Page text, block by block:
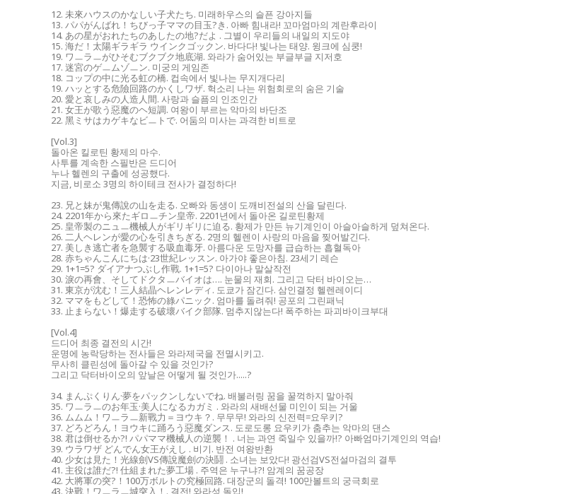
12. 未來ハウスのかなしい子犬たち. 미래하우스의 슬픈 강아지들
13. パパがんばれ！ちびっ子ママの目玉?き. 아빠 힘내라! 꼬마엄마의 계란후라이
14. あの星がおれたちのあしたの地?だよ . 그별이 우리들의 내일의 지도야
15. 海だ！太陽ギラギラ ウインクゴックン. 바다다! 빛나는 태양. 윙크에 심쿵!
19. ワㅡラㅡがひそむブクブク地底湖. 와라가 숨어있는 부글부글 지저호
17. 迷宮のゲㅡムゾㅡン. 미궁의 게임존
18. コップの中に光る虹の橋. 컵속에서 빛나는 무지개다리
19. ハッとする危險回路のかくしワザ. 헉소리 나는 위험회로의 숨은 기술
20. 愛と哀しみの人造人間. 사랑과 슬픔의 인조인간
21. 女王が歌う惡魔のヘ短調. 여왕이 부르는 악마의 바단조
22. 黑ミサはカゲキなビㅡトで. 어둠의 미사는 과격한 비트로
[Vol.3]
돌아온 킬로틴 황제의 마수.
사투를 계속한 스필반은 드디어
누나 헬렌의 구출에 성공했다.
지금, 비로소 3명의 하이테크 전사가 결정하다!
23. 兄と妹が鬼傳說の山を走る. 오빠와 동생이 도깨비전설의 산을 달린다.
24. 2201年から來たギロㅡチン皇帝. 2201년에서 돌아온 길로틴황제
25. 皇帝製のニュㅡ機械人がギリギリに迫る. 황제가 만든 뉴기계인이 아슬아슬하게 덮쳐온다.
26. 二人ヘレンが愛の心を引きちぎる. 2명의 헬렌이 사랑의 마음을 찢어발긴다.
27. 美しき逃亡者を急襲する吸血毒牙. 아름다운 도망자를 급습하는 흡혈독아
28. 赤ちゃんこんにちは·23世紀レッスン. 아가야 좋은아침. 23세기 레슨
29. 1+1=5? ダイアナつぶし作戰. 1+1=5? 다이아나 말살작전
30. 淚の再會、そしてドクタㅡバイオは…. 눈물의 재회. 그리고 닥터 바이오는…
31. 東京が沈む！三人結晶ヘレンレディ. 도쿄가 잠긴다. 삼인결정 헬렌레이디
32. ママをもどして！恐怖の綠パニック. 엄마를 돌려줘! 공포의 그린패닉
33. 止まらない！爆走する破壞バイク部隊. 멈추지않는다! 폭주하는 파괴바이크부대
[Vol.4]
드디어 최종 결전의 시간!
운명에 농락당하는 전사들은 와라제국을 전멸시키고.
무사히 클린성에 돌아갈 수 있을 것인가?
그리고 닥터바이오의 앞날은 어떻게 될 것인가.....?
34. まんぷくりん·夢をパックンしないでね. 배불러링 꿈을 꿀꺽하지 말아줘
35. ワㅡラㅡのお年玉·美人になるカガミ . 와라의 새배선물 미인이 되는 거울
36. ムムム！ワㅡラㅡ新戰力＝ヨウキ？. 무무무! 와라의 신전력=요우키?
37. どろどろん！ヨウキに踊ろう惡魔ダンス. 도로도롱 요우키가 춤추는 악마의 댄스
38. 君は倒せるか?! パパママ機械人の逆襲！ . 너는 과연 죽일수 있을까!? 아빠엄마기계인의 역습!
39. ウラワザ どんでん女王がえし . 비기. 반전 여왕반환
40. 少女は見た！光線劍VS傳說魔劍の決鬪 . 소녀는 보았다! 광선검VS전설마검의 결투
41. 主役は誰だ?! 仕組まれた夢工場 . 주역은 누구냐?! 암계의 꿈공장
42. 大將軍の突?！100万ボルトの究極回路. 대장군의 돌격! 100만볼트의 궁극회로
43. 決戰！ワㅡラㅡ城突入！. 결전! 와라성 돌입!